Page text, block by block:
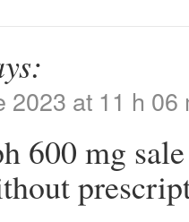
2023 at 11 h 06
600 mg